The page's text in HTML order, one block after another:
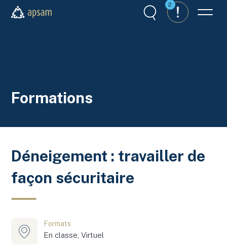
Aller au contenu principal
RechercheAlertes
2
Menu
Formations
Déneigement : travailler de
façon sécuritaire
Formats
En classe, Virtuel